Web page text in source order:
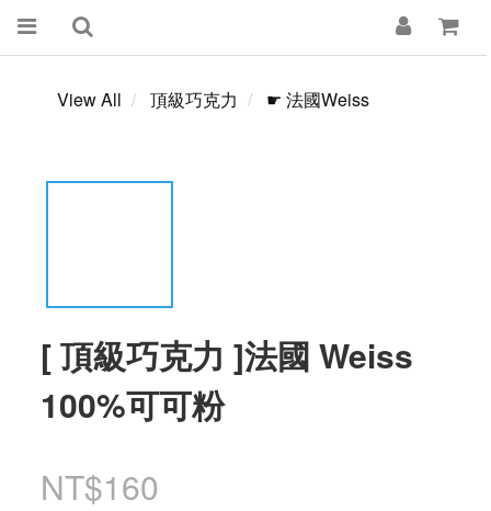
View All 頂級巧克力 ☛ 法國Weiss
[ 頂級巧克力 ]法國 Weiss
100%可可粉
NT$160